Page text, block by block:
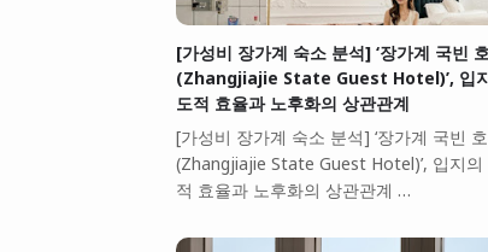
[가성비 장가계 숙소 분석] ‘장가계 국빈
(Zhangjiajie State Guest Hotel)’, 입
도적 효율과 노후화의 상관관계
[가성비 장가계 숙소 분석] ‘장가계 국빈
(Zhangjiajie State Guest Hotel)’, 입지의
적 효율과 노후화의 상관관계 …